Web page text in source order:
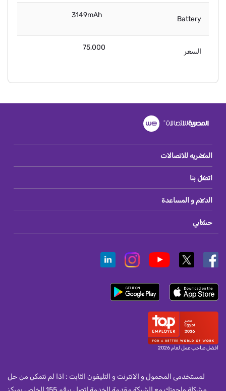
Battery
السعر 75,000
المصريه للاتصالات
اتصل بنا
الدعم و المساعدة
حسابي
أفضل صاحب عمل لعام 2026
لمستخدمى المحمول و الانترنت و التليفون الثابت : اذا لم تتمكن من حل